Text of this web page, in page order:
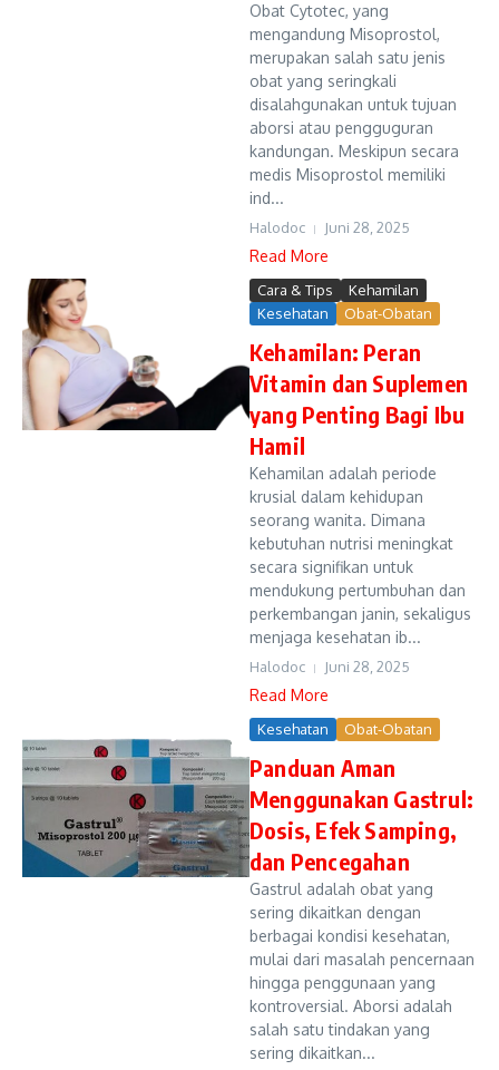
Obat Cytotec, yang
mengandung Misoprostol,
merupakan salah satu jenis
obat yang seringkali
disalahgunakan untuk tujuan
aborsi atau pengguguran
kandungan. Meskipun secara
medis Misoprostol memiliki
ind...
Halodoc Juni 28, 2025
Read More
Cara & Tips
Kehamilan
Kesehatan
Obat-Obatan
Kehamilan: Peran
Vitamin dan Suplemen
yang Penting Bagi Ibu
Hamil
Kehamilan adalah periode
krusial dalam kehidupan
seorang wanita. Dimana
kebutuhan nutrisi meningkat
secara signifikan untuk
mendukung pertumbuhan dan
perkembangan janin, sekaligus
menjaga kesehatan ib...
Halodoc Juni 28, 2025
Read More
Kesehatan Obat-Obatan
Panduan Aman
Menggunakan Gastrul:
Dosis, Efek Samping,
dan Pencegahan
Gastrul adalah obat yang
sering dikaitkan dengan
berbagai kondisi kesehatan,
mulai dari masalah pencernaan
hingga penggunaan yang
kontroversial. Aborsi adalah
salah satu tindakan yang
sering dikaitkan...